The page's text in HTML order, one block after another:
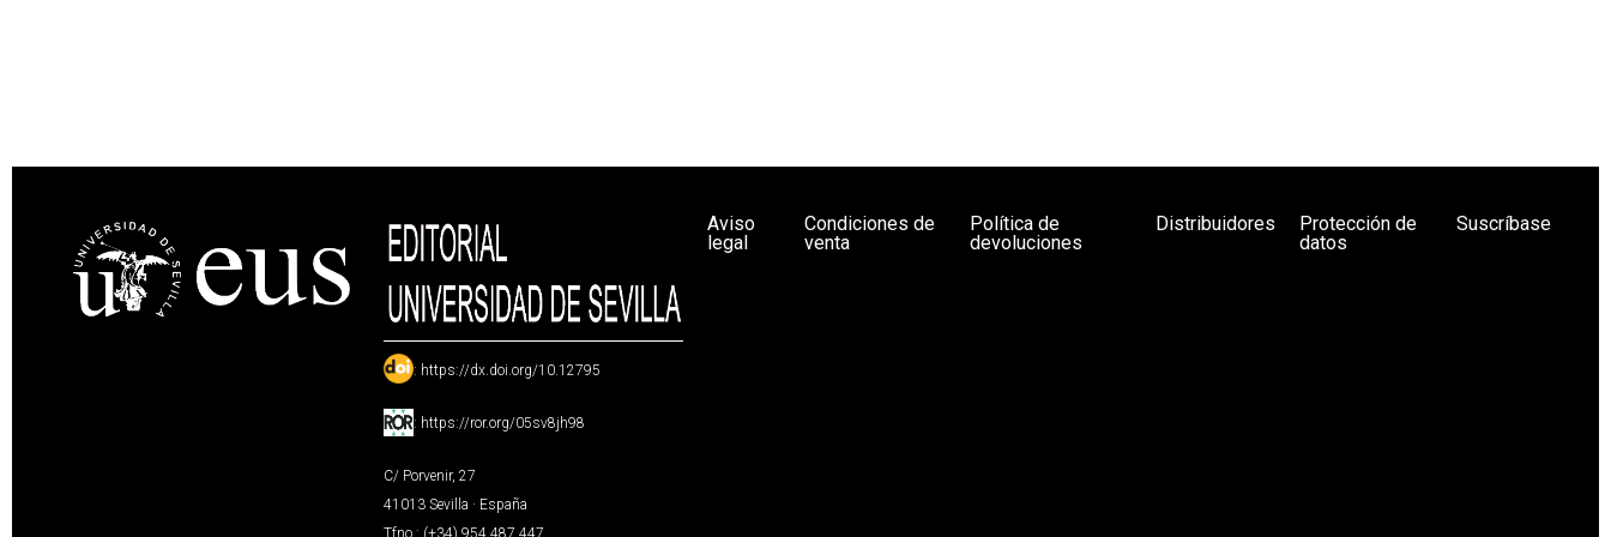
: https://dx.doi.org/10.12795
: https://ror.org/05sv8jh98
C/ Porvenir, 27
41013 Sevilla · España
Tfno.: (+34) 954 487 447
Aviso
legal
Condiciones de
venta
Política de
devoluciones
Distribuidores
Protección de
datos
Suscríbase